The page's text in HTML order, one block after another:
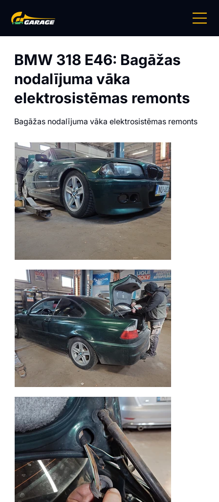
BMW 318 E46: Bagāžas
nodalījuma vāka
elektrosistēmas remonts
Bagāžas nodalījuma vāka elektrosistēmas remonts